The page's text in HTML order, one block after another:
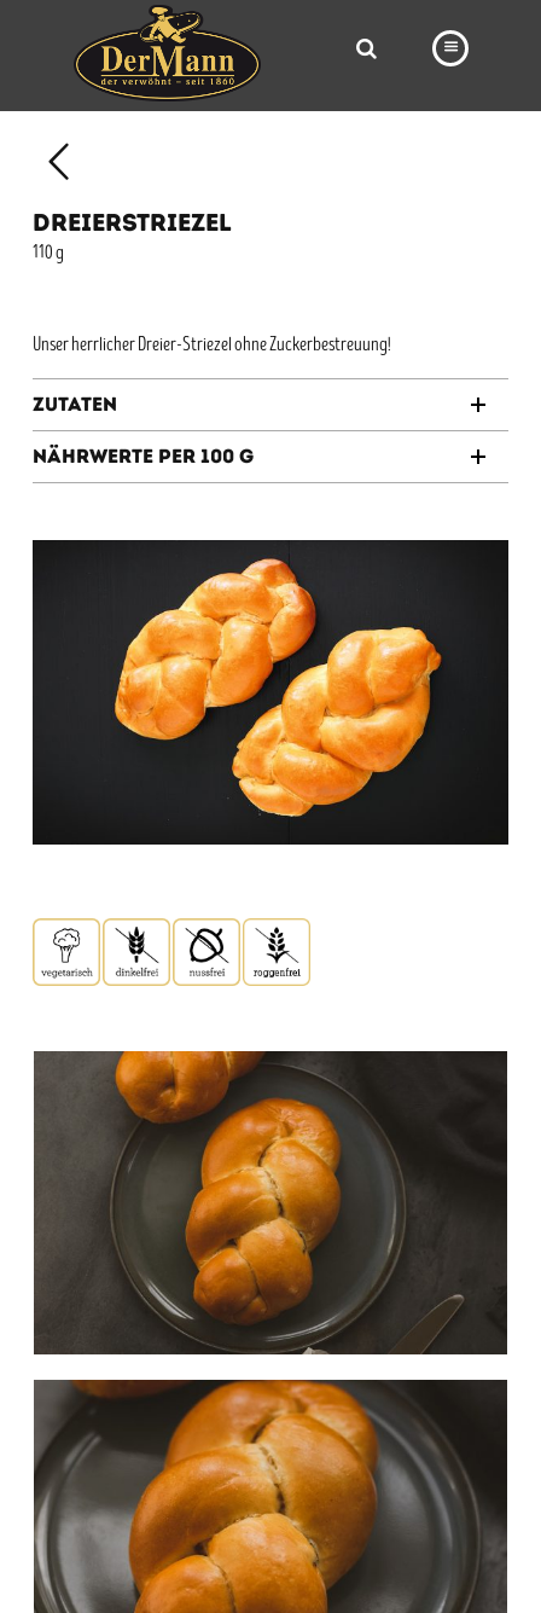
VORBESTELLUNG
NEWS
KARRIERE
VIDEOS
DREIERSTRIEZEL
110 g
Unser herrlicher Dreier-Striezel ohne Zuckerbestreuung!
Zutaten
Nährwerte per 100 g